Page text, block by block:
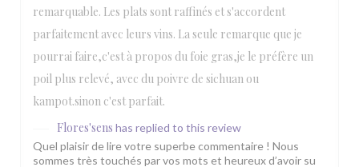
remarquable. Les plats sont raffinés et s'accordent
parfaitement avec leurs vins. La seule remarque que je
pourrai faire,c'est à propos du foie gras,je le préfère un
poil plus relevé, avec du poivre de sichuan ou
kampot.sinon c'est parfait.
Flores'sens has replied to this review
Quel plaisir de lire votre superbe commentaire ! Nous
sommes très touchés par vos mots et heureux d’avoir su